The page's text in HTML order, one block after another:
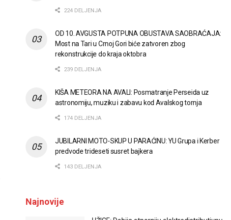
224 DELJENJA
OD 10. AVGUSTA POTPUNA OBUSTAVA SAOBRAĆAJA:
Most na Tari u Crnoj Gori biće zatvoren zbog
rekonstrukcije do kraja oktobra
239 DELJENJA
KIŠA METEORA NA AVALI: Posmatranje Perseida uz
astronomiju, muziku i zabavu kod Avalskog tornja
174 DELJENJA
JUBILARNI MOTO-SKUP U PARAĆINU: YU Grupa i Kerber
predvode trideseti susret bajkera
143 DELJENJA
Najnovije